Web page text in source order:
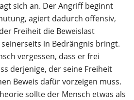
sich an. Der Angriff beginnt
agiert dadurch offensiv,
Freiheit die Beweislast
in Bedrängnis bringt.
vergessen, dass er frei
derjenige, der seine Freiheit
Beweis dafür vorzeigen muss.
sollte der Mensch etwas als